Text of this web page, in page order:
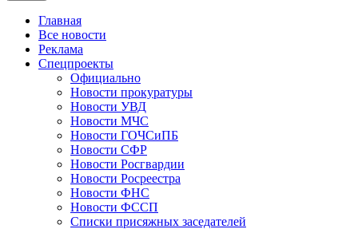
Главная
Все новости
Реклама
Спецпроекты
Официально
Новости прокуратуры
Новости УВД
Новости МЧС
Новости ГОЧСиПБ
Новости СФР
Новости Росгвардии
Новости Росреестра
Новости ФНС
Новости ФССП
Списки присяжных заседателей